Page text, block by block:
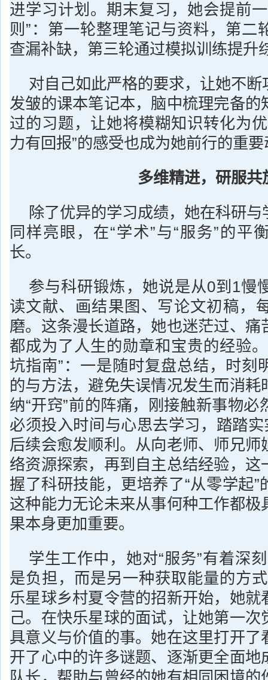
进学习计划。期末复习，她会提前
则”：第一轮整理笔记与资料，第二
查漏补缺，第三轮通过模拟训练提升
对自己如此严格的要求，让她不
发皱的课本笔记本，脑中梳理完备的
过的习题，让她将模糊知识转化为
力有回报”的感受也成为她前行的重
多维精进， 研服共
除了优异的学习成绩，她在科研
同样亮眼，在“学术”与“服务”的平
长。
参与科研锻炼，她说是从0到1慢
读文献、画结果图、写论文初稿，
磨。这条漫长道路，她也迷茫过、痛
都成为了人生的勋章和宝贵的经验
坑指南”：一是随时复盘总结，时刻
的与方法，避免失误情况发生而消耗
纳“开窍”前的阵痛，刚接触新事物必
必须投入时间与心思去学习，踏踏实
后续会愈发顺利。从向老师、师兄师
络资源探索，再到自主总结经验，这
握了科研技能，更培养了“从零学
这种能力无论未来从事何种工作都极
果本身更加重要。
学生工作中，她对“服务”有着深
是负担，而是另一种获取能量的方
乐星球乡村夏令营的招新开始，她就
己。在快乐星球的面试，让她第一次
具意义与价值的事。她在这里打开了
开了心中的许多谜题、逐渐更全面地